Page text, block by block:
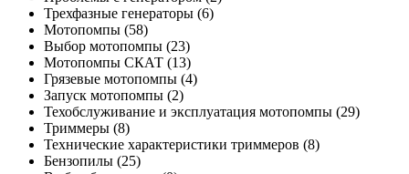
Трехфазные генераторы (6)
Мотопомпы (58)
Выбор мотопомпы (23)
Мотопомпы СКАТ (13)
Грязевые мотопомпы (4)
Запуск мотопомпы (2)
Техобслуживание и эксплуатация мотопомпы (29)
Триммеры (8)
Технические характеристики триммеров (8)
Бензопилы (25)